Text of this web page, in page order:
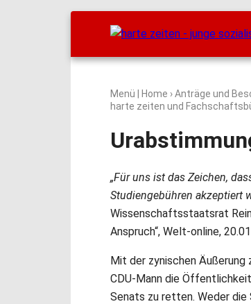
Menü Home ›Anträge und
harte zeiten und
„Für uns ist das Zeichen,
Studiengebühren akzeptiert
Wissenschaftsstaatsrat
Anspruch“, Welt-online,
Mit der zynischen Äußerung
CDU-Mann die
Senats zu retten. Weder